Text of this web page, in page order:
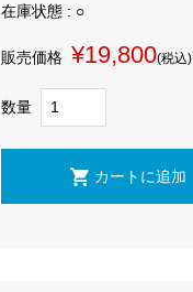
在庫状態 : ○
販売価格 ¥19,800(税込)
数量